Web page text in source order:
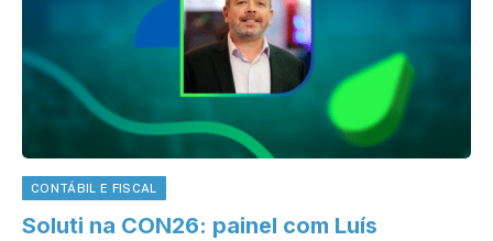
CONTÁBIL E FISCAL
Soluti na CON26: painel com Luís